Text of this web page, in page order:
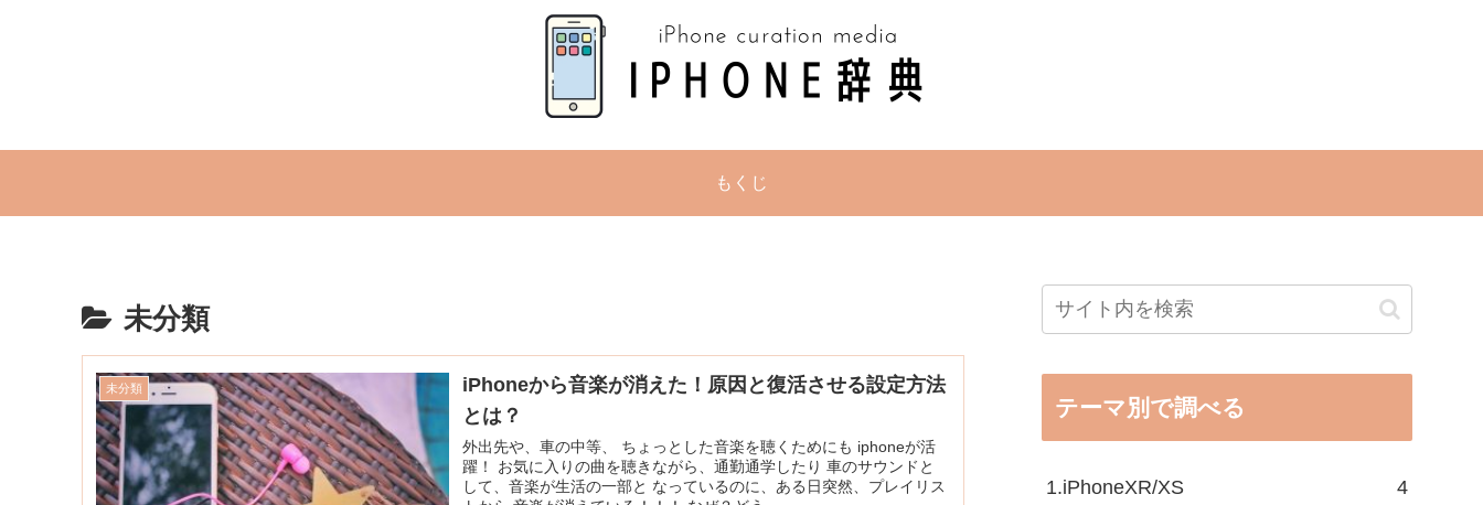
もくじ
未分類
未分類
iPhoneから音楽が消えた！原因と復活させる設定方法
とは？
外出先や、車の中等、 ちょっとした音楽を聴くためにも iphoneが活
躍！ お気に入りの曲を聴きながら、通勤通学したり 車のサウンドと
して、音楽が生活の一部と なっているのに、ある日突然、プレイリス
テーマ別で調べる
1.iPhoneXR/XS 4